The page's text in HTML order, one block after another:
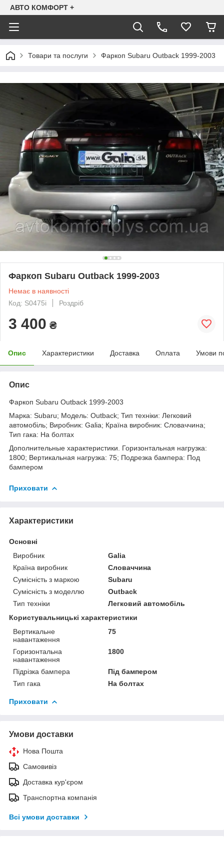
АВТО КОМФОРТ +
Товари та послуги Фаркоп Subaru Outback 1999-2003
Фаркоп Subaru Outback 1999-2003
Немає в наявності
Код: S0475i
Роздріб
3 400 ₴
Опис Характеристики Доставка Оплата Умови
Опис
Фаркоп Subaru Outback 1999-2003
Марка: Subaru; Модель: Outback; Тип техніки: Легковий
автомобіль; Виробник: Galia; Країна виробник: Словаччина;
Тип гака: На болтах
Дополнительные характеристики. Горизонтальная нагрузка:
1800; Вертикальная нагрузка: 75; Подрезка бампера: Под
бампером
Приховати
Характеристики
Основні
Виробник
Galia
Країна виробник
Словаччина
Сумісність з маркою
Subaru
Сумісність з моделлю
Outback
Тип техніки
Легковий автомобіль
Користувальницькі характеристики
Вертикальне
навантаження
75
Горизонтальна
навантаження
1800
Підрізка бампера
Під бампером
Тип гака
На болтах
Приховати
Умови доставки
Нова Пошта
Самовивіз
Доставка кур'єром
Транспортна компанія
Всі умови доставки